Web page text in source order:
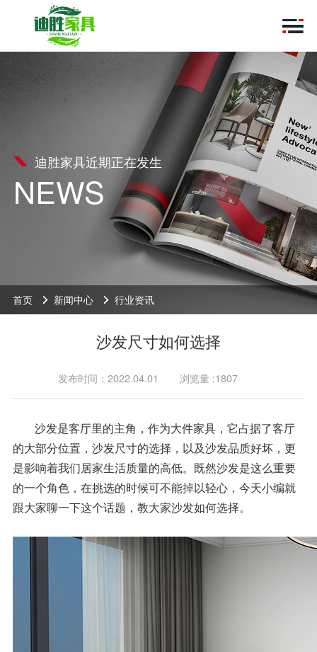
迪胜家具近期正在发生
NEWS
首页 新闻中心 行业资讯
沙发尺寸如何选择
发布时间：2022.04.01 浏览量 :1807
沙发是客厅里的主角，作为大件家具，它占据了客厅
的大部分位置，沙发尺寸的选择，以及沙发品质好坏，更
是影响着我们居家生活质量的高低。既然沙发是这么重要
的一个角色，在挑选的时候可不能掉以轻心，今天小编就
跟大家聊一下这个话题，教大家沙发如何选择。